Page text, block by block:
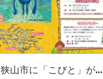
狭山市に「こびと」が...